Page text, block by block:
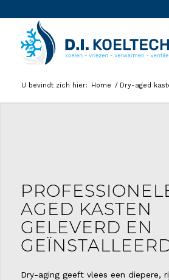
U bevindt zich hier: Home / Dry-aged
AGED KASTEN
GELEVERD EN
Dry-aging geeft vlees een diepere,